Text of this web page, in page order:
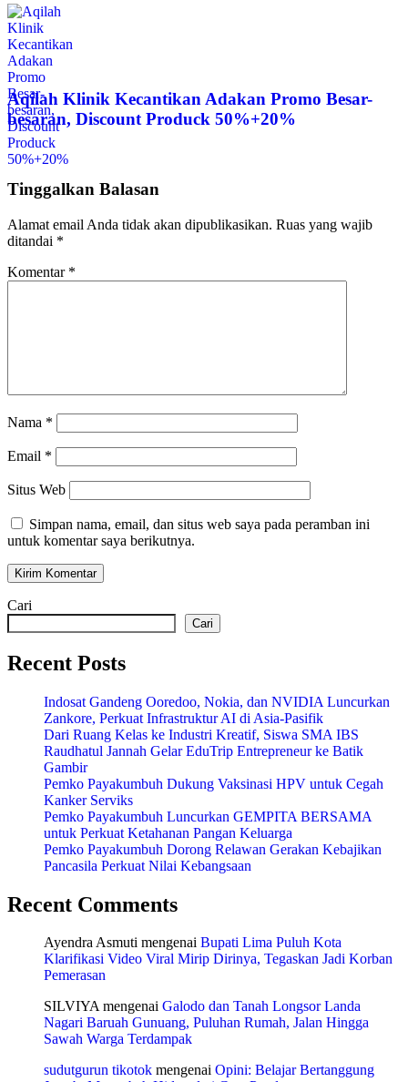
Aqilah Klinik Kecantikan Adakan Promo Besar-
besaran, Discount Produck 50%+20%
Tinggalkan Balasan
Alamat email Anda tidak akan dipublikasikan. Ruas yang wajib
ditandai *
Komentar *
Nama *
Email *
Situs Web
Simpan nama, email, dan situs web saya pada peramban ini
untuk komentar saya berikutnya.
Cari
Cari
Recent Posts
Indosat Gandeng Ooredoo, Nokia, dan NVIDIA Luncurkan
Zankore, Perkuat Infrastruktur AI di Asia-Pasifik
Dari Ruang Kelas ke Industri Kreatif, Siswa SMA IBS
Raudhatul Jannah Gelar EduTrip Entrepreneur ke Batik
Gambir
Pemko Payakumbuh Dukung Vaksinasi HPV untuk Cegah
Kanker Serviks
Pemko Payakumbuh Luncurkan GEMPITA BERSAMA
untuk Perkuat Ketahanan Pangan Keluarga
Pemko Payakumbuh Dorong Relawan Gerakan Kebajikan
Pancasila Perkuat Nilai Kebangsaan
Recent Comments
Ayendra Asmuti mengenai Bupati Lima Puluh Kota
Klarifikasi Video Viral Mirip Dirinya, Tegaskan Jadi Korban
Pemerasan
SILVIYAmengenai Galodo dan Tanah Longsor Landa
Nagari Baruah Gunuang, Puluhan Rumah, Jalan Hingga
Sawah Warga Terdampak
sudutgurun tikotok mengenai Opini: Belajar Bertanggung